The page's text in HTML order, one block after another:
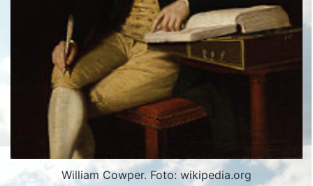
William Cowper. Foto: wikipedia.org